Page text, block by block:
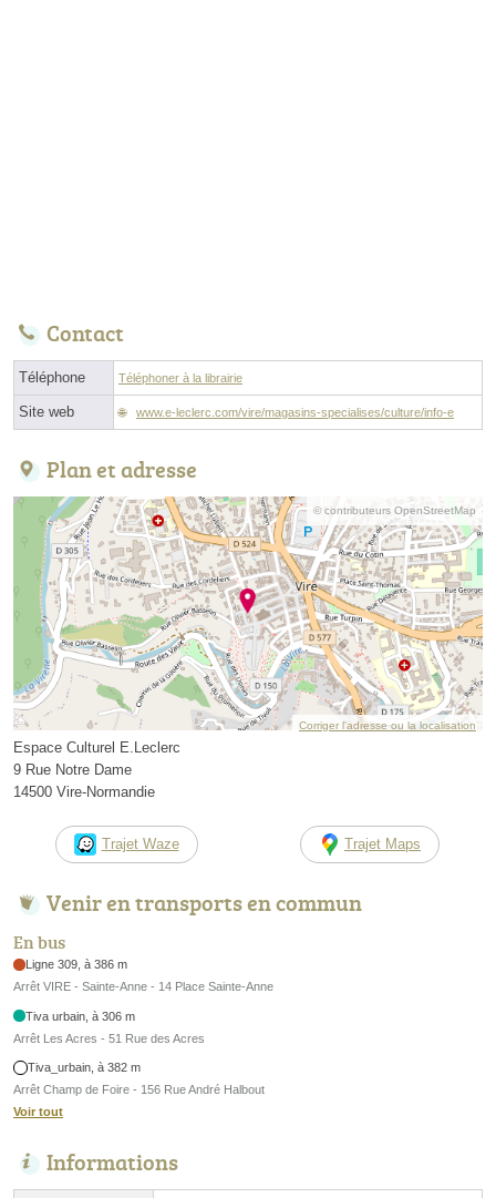
Contact
Téléphone Téléphoner à la librairie
Site web www.e-leclerc.com/vire/magasins-specialises/culture/info-e
Plan et adresse
© contributeurs OpenStreetMap
Corriger l’adresse ou la localisation
Espace Culturel E.Leclerc
9 Rue Notre Dame
14500 Vire-Normandie
Trajet Waze Trajet Maps
Venir en transports en commun
En bus
Ligne 309, à 386 m
Arrêt VIRE - Sainte-Anne - 14 Place Sainte-Anne
Tiva urbain, à 306 m
Arrêt Les Acres - 51 Rue des Acres
Tiva_urbain, à 382 m
Arrêt Champ de Foire - 156 Rue André Halbout
Voir tout
Informations